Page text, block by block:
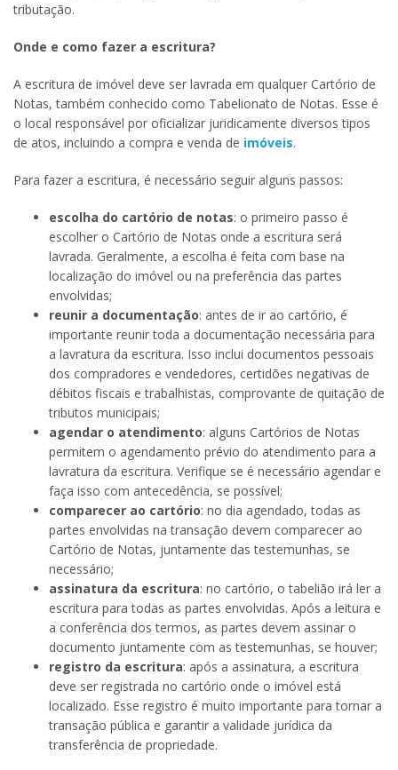
tributação.
Onde e como fazer a escritura?
A escritura de imóvel deve ser lavrada em qualquer Cartório de
Notas, também conhecido como Tabelionato de Notas. Esse é
o local responsável por oficializar juridicamente diversos tipos
de atos, incluindo a compra e venda de imóveis.
Para fazer a escritura, é necessário seguir alguns passos:
escolha do cartório de notas: o primeiro passo é
escolher o Cartório de Notas onde a escritura será
lavrada. Geralmente, a escolha é feita com base na
localização do imóvel ou na preferência das partes
envolvidas;
reunir a documentação: antes de ir ao cartório, é
importante reunir toda a documentação necessária para
a lavratura da escritura. Isso inclui documentos pessoais
dos compradores e vendedores, certidões negativas de
débitos fiscais e trabalhistas, comprovante de quitação de
tributos municipais;
agendar o atendimento: alguns Cartórios de Notas
permitem o agendamento prévio do atendimento para a
lavratura da escritura. Verifique se é necessário agendar e
faça isso com antecedência, se possível;
comparecer ao cartório: no dia agendado, todas as
partes envolvidas na transação devem comparecer ao
Cartório de Notas, juntamente das testemunhas, se
necessário;
assinatura da escritura: no cartório, o tabelião irá ler a
escritura para todas as partes envolvidas. Após a leitura e
a conferência dos termos, as partes devem assinar o
documento juntamente com as testemunhas, se houver;
registro da escritura: após a assinatura, a escritura
deve ser registrada no cartório onde o imóvel está
localizado. Esse registro é muito importante para tornar a
transação pública e garantir a validade jurídica da
transferência de propriedade.